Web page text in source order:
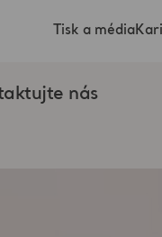
nás
Tisk a média